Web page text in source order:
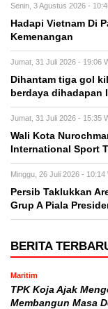
Senin, 3 Agustus 2026 -
Hadapi Vietnam Di
Kemenangan
Jumat, 31 Juli 2026 - 19:06
Dihantam tiga gol
berdaya dihadapan
Jumat, 31 Juli 2026 - 15:35
Wali Kota
International Sport
Minggu, 26 Juli 2026 - 10:14
Persib Taklukkan
Grup A Piala
BERITA
Maritim
TPK Koja Ajak
Membangun Masa